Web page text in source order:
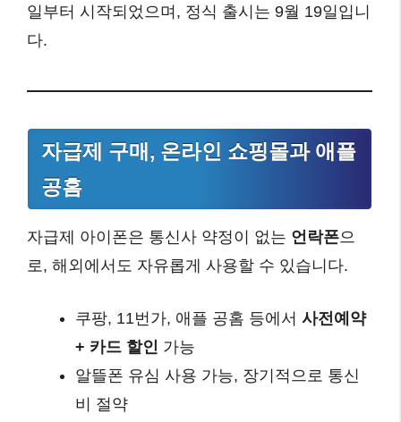
일부터 시작되었으며, 정식 출시는 9월 19일입니
다.
자급제 구매, 온라인 쇼핑몰과 애플
공홈
자급제 아이폰은 통신사 약정이 없는 언락폰으
로, 해외에서도 자유롭게 사용할 수 있습니다.
쿠팡, 11번가, 애플 공홈 등에서 사전예약
+ 카드 할인 가능
알뜰폰 유심 사용 가능, 장기적으로 통신
비 절약